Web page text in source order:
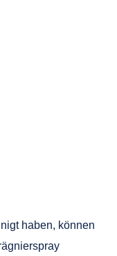
haben, können